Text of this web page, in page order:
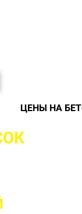
ЦЕНЫ НА
С